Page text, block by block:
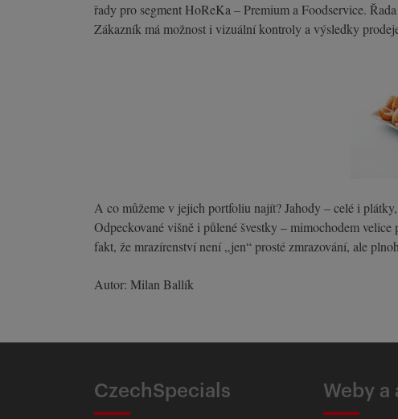
řady pro segment HoReKa – Premium a Foodservice.
Zákazník má možnost i vizuální kontroly a výsledky
A co můžeme v jejich portfoliu najít? Jahody – celé i
Odpeckované višně i půlené švestky – mimochodem
fakt, že mrazírenství není „jen“ prosté zmrazování, ale
Autor: Milan Ballík
CzechSpecials Weby a